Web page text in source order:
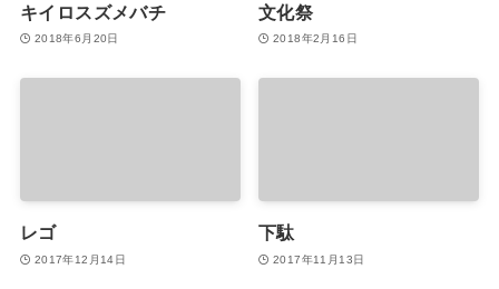
キイロスズメバチ
2018年6月20日
文化祭
2018年2月16日
レゴ
2017年12月14日
下駄
2017年11月13日